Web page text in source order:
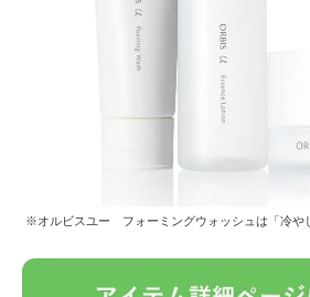
※オルビスユー フォーミングウォッシュは「冷や